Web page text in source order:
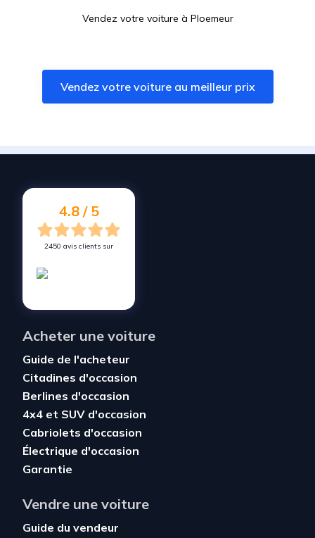
Vendez votre voiture à Ploemeur
Vendez votre voiture àMellac
Vendez votre voiture àLarmor-Plage
Vendez votre voiture à
Vendez votre voiture au meilleur prix
4.8 / 5
2450 avis clients sur
Acheter une voiture
Guide de l'acheteur
Citadines d'occasion
Berlines d'occasion
4x4 et SUV d'occasion
Cabriolets d'occasion
Électrique d'occasion
Garantie
Vendre une voiture
Guide du vendeur